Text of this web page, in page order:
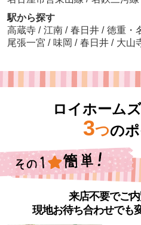
駅から探す
高蔵寺 / 江南 / 春日井 / 徳重・
尾張一宮 / 味岡 / 春日井 / 大山
ロイホーム
3つの
来店不要でご
現地お待ち合わせでも